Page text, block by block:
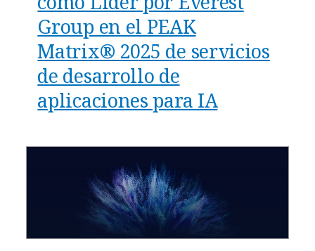
Group en el PEAK
Matrix® 2025 de servicios
de desarrollo de
aplicaciones para IA